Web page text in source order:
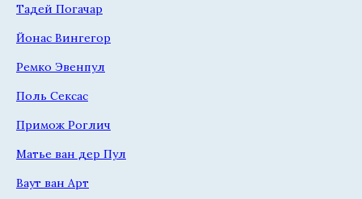
Тадей Погачар
Йонас Вингегор
Ремко Эвенпул
Поль Сексас
Примож Роглич
Матье ван дер Пул
Ваут ван Арт